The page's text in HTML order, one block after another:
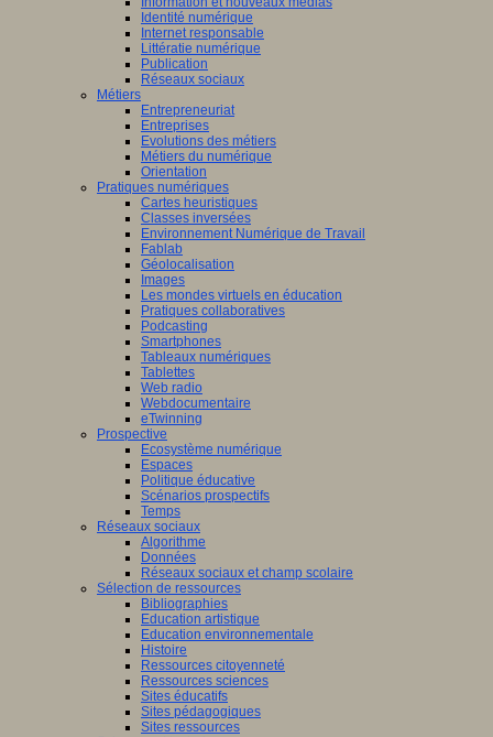
Identité numérique
Internet responsable
Littératie numérique
Publication
Réseaux sociaux
Métiers
Entrepreneuriat
Entreprises
Evolutions des métiers
Métiers du numérique
Orientation
Pratiques numériques
Cartes heuristiques
Classes inversées
Environnement Numérique de Travail
Fablab
Géolocalisation
Images
Les mondes virtuels en éducation
Pratiques collaboratives
Podcasting
Smartphones
Tableaux numériques
Tablettes
Web radio
Webdocumentaire
eTwinning
Prospective
Ecosystème numérique
Espaces
Politique éducative
Scénarios prospectifs
Temps
Réseaux sociaux
Algorithme
Données
Réseaux sociaux et champ scolaire
Sélection de ressources
Bibliographies
Education artistique
Education environnementale
Histoire
Ressources citoyenneté
Ressources sciences
Sites éducatifs
Sites pédagogiques
Sites ressources